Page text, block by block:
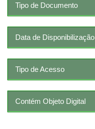
Tipo de Documento
Data de Disponibilização
Tipo de Acesso
Contém Objeto Digital